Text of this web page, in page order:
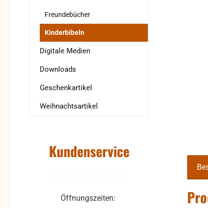
Freundebücher
Kinderbibeln
Digitale Medien
Downloads
Geschenkartikel
Weihnachtsartikel
Kundenservice
Öffnungszeiten: